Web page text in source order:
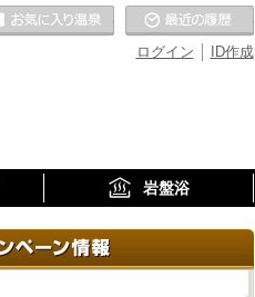
ID作成
ログイン
お気に入りの温泉
岩盤浴